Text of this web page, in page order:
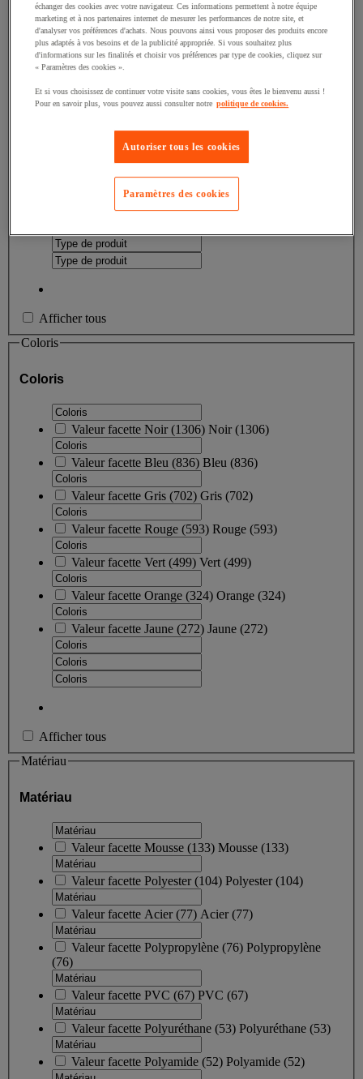
Valeur facette Canapé(66) Canapé(66)
Valeur facette Fauteuil(60) Fauteuil(60)
Valeur facette Tabouret(47) Tabouret(47)
Valeur facette Siège visiteur(31)
Valeur facette Chauffeuse(26) Chauffeuse
Valeur facette Pack(20) Pack(20)
Afficher tous
Coloris
Coloris
Valeur facette Noir(1306) Noir(1306)
Valeur facette Bleu (836) Bleu (836)
Valeur facette Gris (702) Gris (702)
Valeur facette Rouge (593) Rouge (593)
Valeur facette Vert (499) Vert (499)
Valeur facette Orange (324) Orange (324)
Valeur facette Jaune (272) Jaune (272)
Afficher tous
Matériau
Matériau
Valeur facette Mousse (133) Mousse (133)
Valeur facette Polyester(104) Polyester(104)
Valeur facette Acier(77) Acier(77)
Valeur facette Polypropylène (76) Polypropylène
(76)
Valeur facette PVC (67) PVC (67)
Valeur facette Polyuréthane (53) Polyuréthane (53)
Valeur facette Polyamide (52) Polyamide (52)
échanger des cookies avec votre navigateur. Ces informations permettent à notre équipe
marketing et à nos partenaires internet de mesurer les performances de notre site, et
d'analyser vos préférences d'achats. Nous pouvons ainsi vous proposer des produits encore
plus adaptés à vos besoins et de la publicité appropriée. Si vous souhaitez plus
d'informations sur les finalités et choisir vos préférences par type de cookies, cliquez sur
« Paramètres des cookies ».
Et si vous choisissez de continuer votre visite sans cookies, vous êtes le bienvenu aussi !
Pour en savoir plus, vous pouvez aussi consulter notre politique de cookies.
Autoriser tous les cookies
Paramètres des cookies